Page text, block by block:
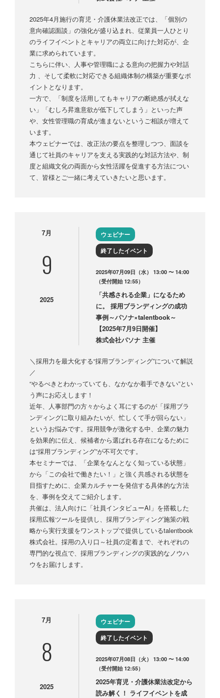
2025年4月施行の育児・介護休業法改正では、「個別の
意向確認面談」の強化が盛り込まれ、従業員一人ひとり
のライフイベントとキャリアの両立に向けた対応が、企
業に求められています。
こちらに伴い、人事や管理職による意向の把握力や対話
力 、そして柔軟に対応できる組織体制の構築が重要なポ
イントとなります。
一方で、「制度を活用してもキャリアの断絶感が拭えな
い」「むしろ昇進意欲が低下してしまう」といった声
や、女性管理職の育成が進まないというご相談が増えて
います。
本ウェビナーでは、改正法の要点を整理しつつ、面談を
通じて社員のキャリアを支える実践的な対話方法や、制
度と組織文化の両面から女性活躍を促進する方法につい
て、皆様とご一緒に考えていきたいと思います。
7月
9
2025
ウェビナー
終了したイベント
2025年07月09日（水） 13:00 〜 14:00
（受付開始 12:55）
「共感される企業」になるため
に。 採用ブランディングの成功
事例～パソナ×talentbook～
【2025年7月9日開催】
株式会社パソナ 主催
＼採用力を最大化する“採用ブランディング”について解説
／
“やるべきとわかっていても、なかなか着手できない”とい
う声にお応えします！
近年、人事部門の方々からよく耳にするのが「採用ブラ
ンディングに取り組みたいが、忙しくて手が回らない」
というお悩みです。採用競争が激化する中、企業の魅力
を効果的に伝え、候補者から選ばれる存在になるために
は“採用ブランディング”が不可欠です。
本セミナーでは、「企業をなんとなく知っている状態」
から「この会社で働きたい！」と強く共感される状態を
目指すために、企業カルチャーを発信する具体的な方法
を、事例を交えてご紹介します。
共催は、法人向けに「社員インタビューAI」を搭載した
採用広報ツールを提供し、採用ブランディング施策の戦
略から実行支援をワンストップで提供しているtalentbook
株式会社。採用の入り口～社員の定着まで、それぞれの
専門的な視点で、採用ブランディングの実践的なノウハ
ウをお届けします。
7月
8
2025
ウェビナー
終了したイベント
2025年07月08日（火） 13:00 〜 14:00
（受付開始 12:55）
2025年育児・介護休業法改定から
読み解く！ ライフイベントを成